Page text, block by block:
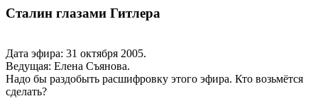
Сталин глазами Гитлера
Дата эфира: 31 октября 2005.
Ведущая: Елена Съянова.
Надо бы раздобыть расшифровку этого эфира. Кто возьмётся
сделать?